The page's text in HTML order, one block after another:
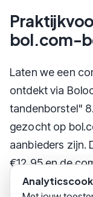
bol.com-
Laten we een
ontdekt via
tandenborstel"
gezocht op
aanbieders zijn.
€12,95 en de
categorie is